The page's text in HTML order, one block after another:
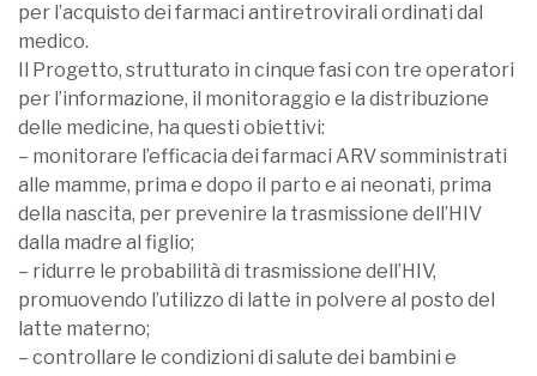
per l’acquisto dei farmaci antiretrovirali ordinati dal
medico.
Il Progetto, strutturato in cinque fasi con tre operatori
per l’informazione, il monitoraggio e la distribuzione
delle medicine, ha questi obiettivi:
– monitorare l’efficacia dei farmaci ARV somministrati
alle mamme, prima e dopo il parto e ai neonati, prima
della nascita, per prevenire la trasmissione dell’HIV
dalla madre al figlio;
– ridurre le probabilità di trasmissione dell’HIV,
promuovendo l’utilizzo di latte in polvere al posto del
latte materno;
– controllare le condizioni di salute dei bambini e